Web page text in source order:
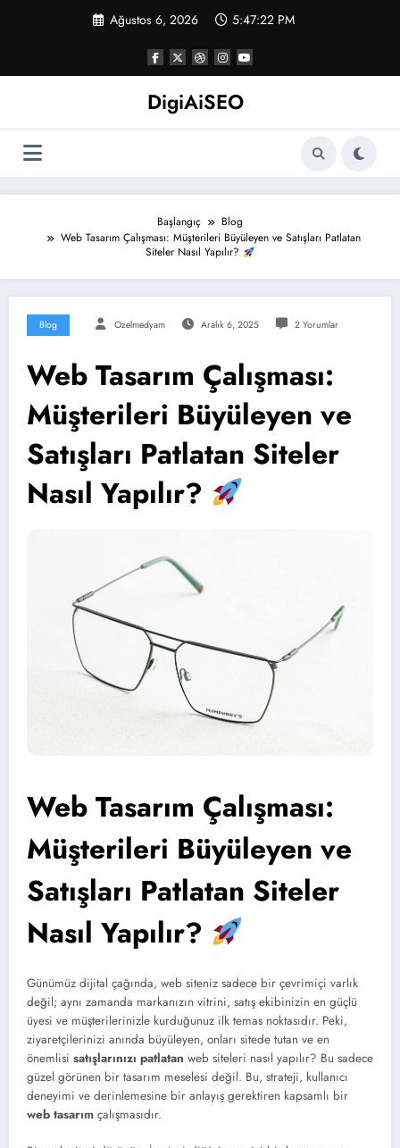
Ağustos 6, 2026 5:47:23 PM
DigiAiSEO
Başlangıç
Blog
Web Tasarım Çalışması: Müşterileri Büyüleyen ve Satışları Patlatan
Siteler Nasıl Yapılır?
Blog Ozelmedyam Aralık 6, 2025 2 Yorumlar
Web Tasarım Çalışması:
Müşterileri Büyüleyen ve
Satışları Patlatan Siteler
Nasıl Yapılır?
Web Tasarım Çalışması:
Müşterileri Büyüleyen ve
Satışları Patlatan Siteler
Nasıl Yapılır?
Günümüz dijital çağında, web siteniz sadece bir çevrimiçi varlık
değil; aynı zamanda markanızın vitrini, satış ekibinizin en güçlü
üyesi ve müşterilerinizle kurduğunuz ilk temas noktasıdır. Peki,
ziyaretçilerinizi anında büyüleyen, onları sitede tutan ve en
önemlisi satışlarınızı patlatan web siteleri nasıl yapılır? Bu sadece
güzel görünen bir tasarım meselesi değil. Bu, strateji, kullanıcı
deneyimi ve derinlemesine bir anlayış gerektiren kapsamlı bir
web tasarım çalışmasıdır.